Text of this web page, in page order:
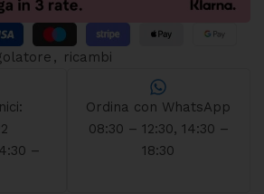
, ricambi
–
Ordina con WhatsApp
08:30 – 12:30, 14:30 –
18:30